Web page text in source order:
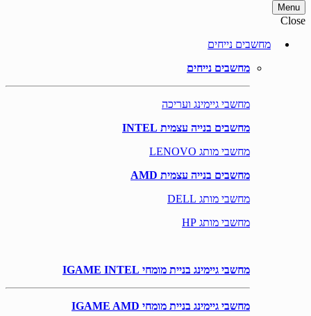
Menu
Close
מחשבים נייחים
מחשבים נייחים
מחשבי גיימינג ועריכה
מחשבים בנייה עצמית INTEL
מחשבי מותג LENOVO
מחשבים בנייה עצמית AMD
מחשבי מותג DELL
מחשבי מותג HP
מחשבי גיימינג בניית מומחי IGAME INTEL
מחשבי גיימינג בניית מומחי IGAME AMD